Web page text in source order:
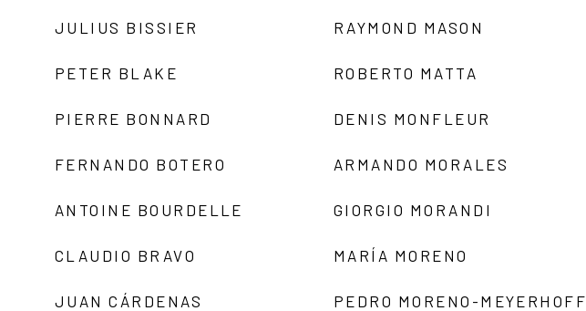
JULIUS BISSIER
PETER BLAKE
PIERRE BONNARD
FERNANDO BOTERO
ANTOINE BOURDELLE
CLAUDIO BRAVO
JUAN CÁRDENAS
RAYMOND MASON
ROBERTO MATTA
DENIS MONFLEUR
ARMANDO MORALES
GIORGIO MORANDI
MARÍA MORENO
PEDRO MORENO-MEYERHOFF